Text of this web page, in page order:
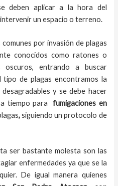
deben aplicar a la hora del
un espacio o terreno.
por invasión de plagas
conocidos como ratones o
oscuros, entrando a buscar
de plagas encontramos la
y se debe hacer
a tiempo parafumigaciones en
,siguiendo un protocolo de
ser bastante molesta son las
enfermedades ya que se la
De igual manera quienes